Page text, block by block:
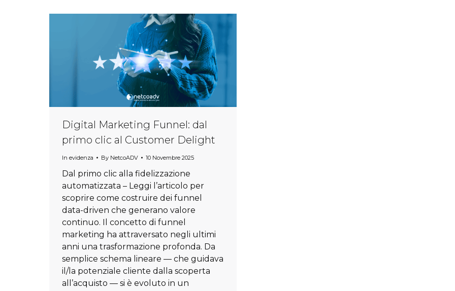
Digital Marketing Funnel: dal
primo clic al Customer Delight
In evidenza By NetcoADV 10 Novembre 2025
Dal primo clic alla fidelizzazione
automatizzata – Leggi l’articolo per
scoprire come costruire dei funnel
data-driven che generano valore
continuo. Il concetto di funnel
marketing ha attraversato negli ultimi
anni una trasformazione profonda. Da
semplice schema lineare — che guidava
il/la potenziale cliente dalla scoperta
all’acquisto — si è evoluto in un